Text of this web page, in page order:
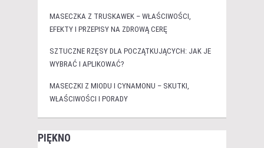
MASECZKA Z TRUSKAWEK – WŁAŚCIWOŚCI,
EFEKTY I PRZEPISY NA ZDROWĄ CERĘ
SZTUCZNE RZĘSY DLA POCZĄTKUJĄCYCH: JAK JE
WYBRAĆ I APLIKOWAĆ?
MASECZKI Z MIODU I CYNAMONU – SKUTKI,
WŁAŚCIWOŚCI I PORADY
PIĘKNO